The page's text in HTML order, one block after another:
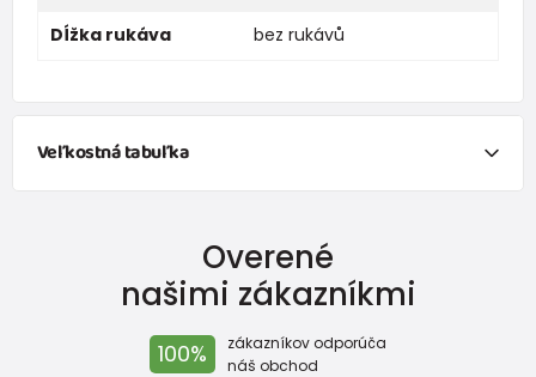
Dĺžka rukáva
bez rukávů
Veľkostná tabuľka
Výška (cm)
New Baby do 50 do 3,4
Do 1 mesiaca do 56 do 4,5
Overené
našimi zákazníkmi
100%
zákazníkov odporúča
náš obchod